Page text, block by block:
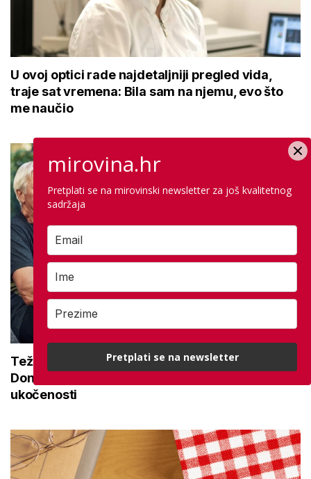
U ovoj optici rade najdetaljniji pregled vida,
traje sat vremena: Bila sam na njemu, evo što
me naučio
Teže se krećete zbog bolnih zglobova?
Donosimo savjete za lakši pokret i ublažavanje
ukočenosti
mirovina.hr
Pretplati se na mirovinski newsletter za još kvalitetnog
sadržaja
Pretplati se na newsletter